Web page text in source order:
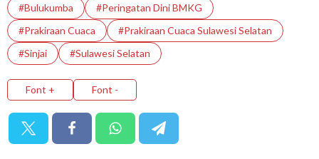
#Bulukumba
#Peringatan Dini BMKG
#Prakiraan Cuaca
#prakiraan Cuaca Sulawesi Selatan
#Sinjai
#Sulawesi Selatan
Font + Font -